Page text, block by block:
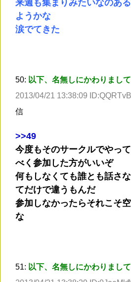
来週も集まりみたいなのあ
ようかな
涙でてきた
50: 以下、名無しにかわりまし
2013/04/21 13:38:09
信
>>49
今度もそのサークルでやっ
べく参加した方がいいぞ
何もしなくても誰とも話さ
てだけで違うもんだ
参加しなかったらそれこそ
な
51: 以下、名無しにかわりまし